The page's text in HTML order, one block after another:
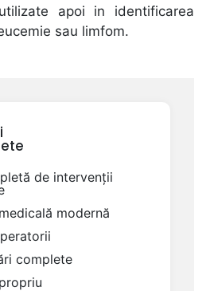
apoi in identificarea
sau limfom.
de intervenții
modernă
complete